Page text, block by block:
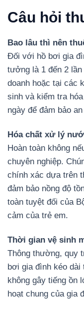
Câu hỏi
Bao lâu thì nên
Đối với hồ bơi gia
tưởng là 1 đến 2
doanh hoặc tại các
sinh và kiểm tra
ngày để đảm bảo
Hóa chất xử lý
Hoàn toàn không
chuyên nghiệp.
chính xác dựa trên
đảm bảo nồng độ
toàn tuyệt đối của
cảm của trẻ em.
Thời gian vệ sinh
Thông thường, quy
bơi gia đình kéo
không gây tiếng ồn
hoạt chung của gia